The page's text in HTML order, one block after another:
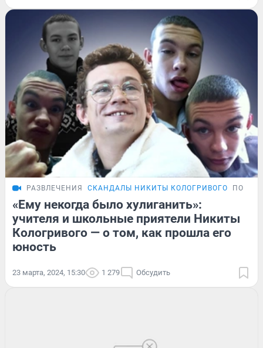
РАЗВЛЕЧЕНИЯ СКАНДАЛЫ НИКИТЫ КОЛОГРИВОГО
«Ему некогда было хулиганить»:
учителя и школьные приятели Никиты
Кологривого — о том, как прошла его
юность
23 марта, 2024, 15:30 1 279 Обсудить